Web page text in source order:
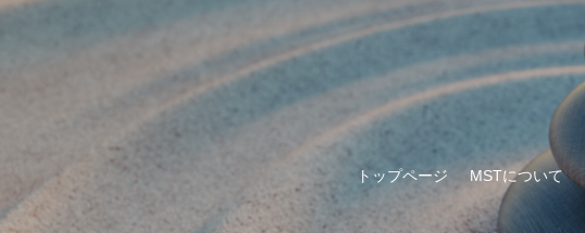
トップページ MSTについて